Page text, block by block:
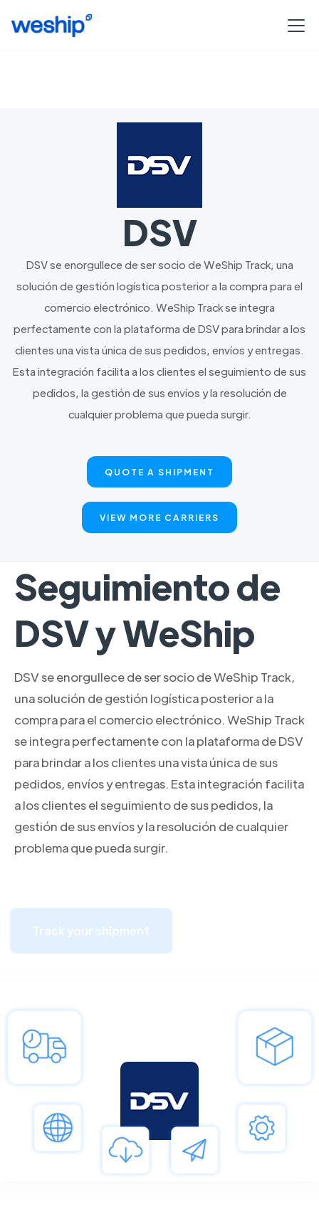
DSV
DSV se enorgullece de ser socio de WeShip Track, una
solución de gestión logística posterior a la compra para el
comercio electrónico. WeShip Track se integra
perfectamente con la plataforma de DSV para brindar a los
clientes una vista única de sus pedidos, envíos y entregas.
Esta integración facilita a los clientes el seguimiento de sus
pedidos, la gestión de sus envíos y la resolución de
cualquier problema que pueda surgir.
QUOTE A SHIPMENT
VIEW MORE CARRIERS
Seguimiento de
DSV y WeShip
DSV se enorgullece de ser socio de WeShip Track,
una solución de gestión logística posterior a la
compra para el comercio electrónico. WeShip Track
se integra perfectamente con la plataforma de DSV
para brindar a los clientes una vista única de sus
pedidos, envíos y entregas. Esta integración facilita
a los clientes el seguimiento de sus pedidos, la
gestión de sus envíos y la resolución de cualquier
problema que pueda surgir.
Track your shipment